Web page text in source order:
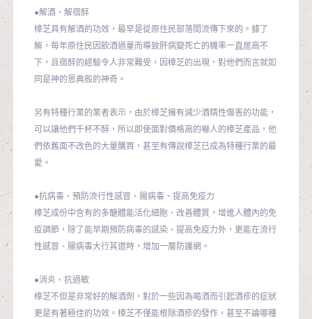
●解酒、解宿醉
樟芝具有解酒的功效，最早是從原住民部落間流傳下來的。據了
解，每年原住民因飲酒過量而導致肝病變死亡的機率一直居高不
下，且宿醉的經驗令人非常難受，因樟芝的出現，對他們而言就如
同是神的恩典般的神奇。
另有特種行業的業者表示，由於樟芝擁有減少酒精性傷害的功能，
可以讓他們千杯不醉，所以即使面對價格高的嚇人的樟芝產品，他
們依舊面不改色的大量購買，甚至有傳說樟芝已成為特種行業的最
愛。
●抗病毒、預防流行性感冒、腸病毒、提高免疫力
樟芝成份中含有的多醣體能活化細胞、改善體質，增進人體內的免
疫調節，除了能早期預防病毒的感染、提高免疫力外，更能在流行
性感冒、腸病毒大行其道時，增加一層防護網。
●消炎、抗過敏
樟芝不但是非常好的解酒劑，對於一些因為喝酒而引起酒疹的症狀
更是有著極佳的功效。樟芝不僅能根除酒疹的發作，甚至不論哪種